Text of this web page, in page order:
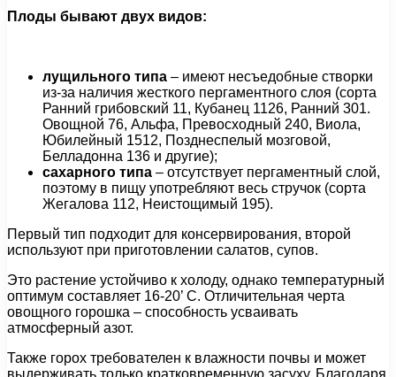
Плоды бывают двух видов:
лущильного типа – имеют несъедобные створки
из-за наличия жесткого пергаментного слоя (сорта
Ранний грибовский 11, Кубанец 1126, Ранний 301.
Овощной 76, Альфа, Превосходный 240, Виола,
Юбилейный 1512, Позднеспелый мозговой,
Белладонна 136 и другие);
сахарного типа – отсутствует пергаментный слой,
поэтому в пищу употребляют весь стручок (сорта
Жегалова 112, Неистощимый 195).
Первый тип подходит для консервирования, второй
используют при приготовлении салатов, супов.
Это растение устойчиво к холоду, однако температурный
оптимум составляет 16-20’ С. Отличительная черта
овощного горошка – способность усваивать
атмосферный азот.
Также горох требователен к влажности почвы и может
выдерживать только кратковременную засуху. Благодаря